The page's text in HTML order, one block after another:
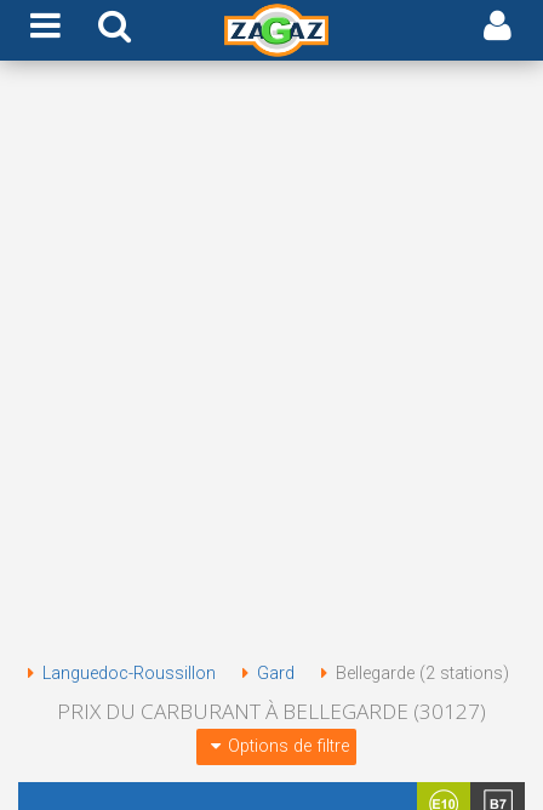
Languedoc-Roussillon Gard Bellegarde (2 stations)
PRIX DU CARBURANT À BELLEGARDE (30127)
Options de filtre